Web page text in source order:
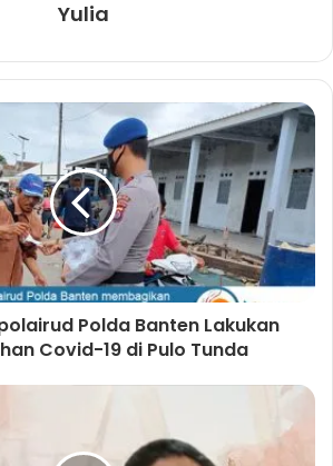
Yulia
Polda Banten Lakukan
Covid-19 di Pulo Tunda